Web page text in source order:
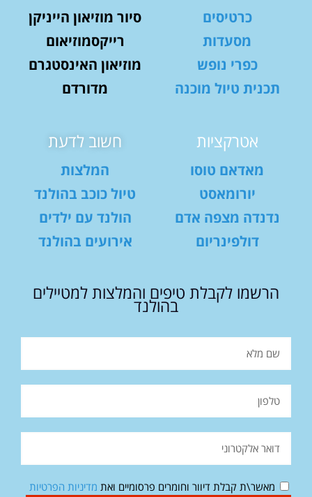
כרטיסים
מסעדות
כפרי נופש
תכנית טיול מוכנה
סיור מוזיאון הייניקן
רייקסמוזיאום
מוזיאון האינסטגרם
מדורדם
אטרקציות
מאדאם טוסו
יורומאסט
נדנדה מצפה אדם
דולפינריום
חשוב לדעת
המלצות
טיול כוכב בהולנד
הולנד עם ילדים
אירועים בהולנד
הרשמו לקבלת טיפים והמלצות למטיילים
בהולנד
מאשר\ת קבלת דיוור וחומרים פרסומיים ואת מדיניות הפרטיות